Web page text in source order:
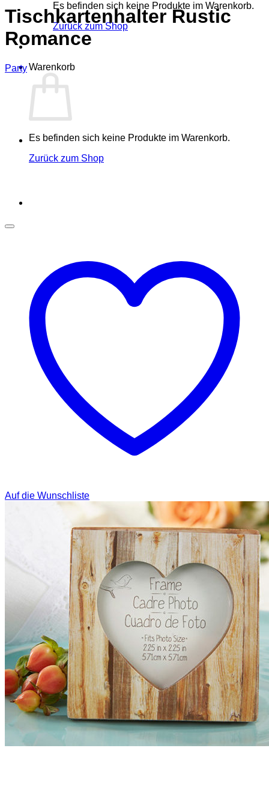
Es befinden sich keine Produkte im Warenkorb.
Zurück zum Shop
Warenkorb
Es befinden sich keine Produkte im Warenkorb.
Zurück zum Shop
Tischkartenhalter Rustic
Romance
Party
Auf die Wunschliste